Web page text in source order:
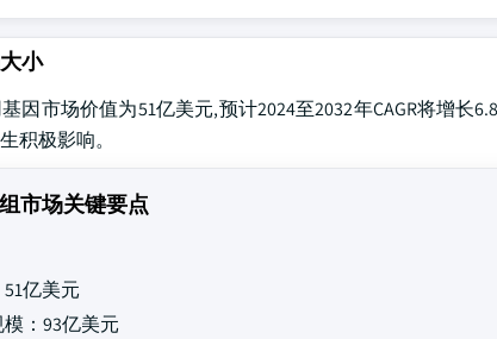
小
因市场价值为51亿美元,预计2024至2032年CAGR将增
积极影响。
市场关键要点
亿美元
：93亿美元